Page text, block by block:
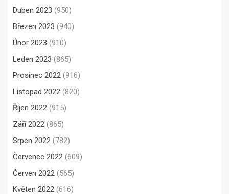
Duben 2023 (950)
Březen 2023 (940)
Únor 2023 (910)
Leden 2023 (865)
Prosinec 2022 (916)
Listopad 2022 (820)
Říjen 2022 (915)
Září 2022 (865)
Srpen 2022 (782)
Červenec 2022 (609)
Červen 2022 (565)
Květen 2022 (616)